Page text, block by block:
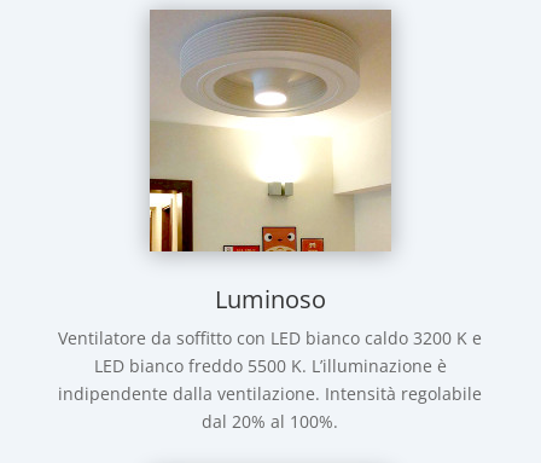
Luminoso
Ventilatore da soffitto con LED bianco caldo 3200 K e
LED bianco freddo 5500 K. L’illuminazione è
indipendente dalla ventilazione. Intensità regolabile
dal 20% al 100%.